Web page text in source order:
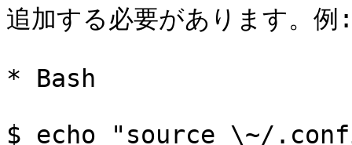
追加する必要があります。例
* Bash
$ echo "source \~/